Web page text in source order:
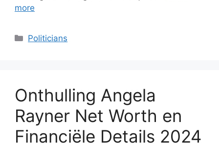
more
Categories
Politicians
Onthulling Angela
Rayner Net Worth en
Financiële Details 2024